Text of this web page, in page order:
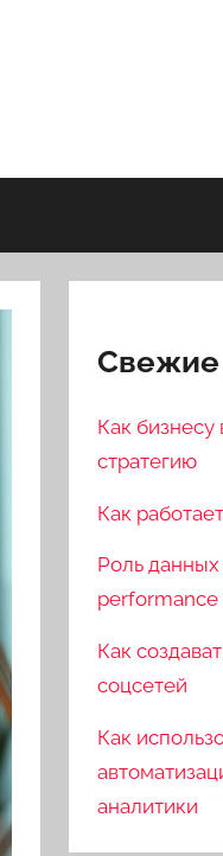
Свежие
Как бизнесу
стратегию
Как
Роль
performance
Как
соцсетей
Как
аналитики